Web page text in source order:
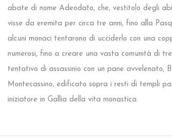
abate di nome Adeodato, che, vestitolo degli
visse da eremita per circa tre anni, fino alla
alcuni monaci tentarono di ucciderlo con una
numerosi, fino a creare una vasta comunità di
tentativo di assassinio con un pane avvelenato,
Montecassino, edificato sopra i resti di templi
iniziatore in Gallia della vita monastica.